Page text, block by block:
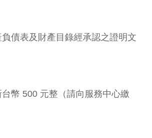
債表及財產目錄經承認之證明文
幣 500 元整（請向服務中心繳